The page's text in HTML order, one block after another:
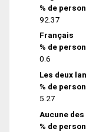
% de
92.37
Français
% de
0.6
Les deux
% de
5.27
Aucune
% de